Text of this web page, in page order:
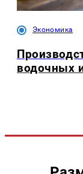
Экономика
водочных